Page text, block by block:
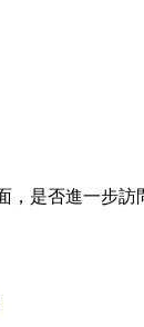
，是否進一步訪